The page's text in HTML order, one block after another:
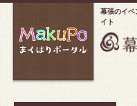
幕張のイベ
イト